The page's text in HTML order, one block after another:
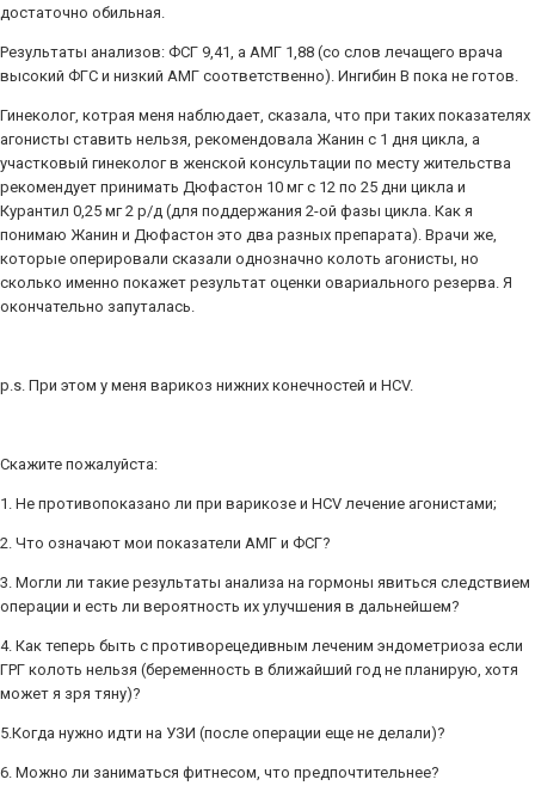
достаточно обильная.
Результаты анализов: ФСГ 9,41, а АМГ 1,88 (со слов лечащего врача
высокий ФГС и низкий АМГ соответственно). Ингибин В пока не готов.
Гинеколог, котрая меня наблюдает, сказала, что при таких показателях
агонисты ставить нельзя, рекомендовала Жанин с 1 дня цикла, а
участковый гинеколог в женской консультации по месту жительства
рекомендует принимать Дюфастон 10 мг с 12 по 25 дни цикла и
Курантил 0,25 мг 2 р/д (для поддержания 2-ой фазы цикла. Как я
понимаю Жанин и Дюфастон это два разных препарата). Врачи же,
которые оперировали сказали однозначно колоть агонисты, но
сколько именно покажет результат оценки овариального резерва. Я
окончательно запуталась.
p.s. При этом у меня варикоз нижних конечностей и НСV.
Скажите пожалуйста:
1. Не противопоказано ли при варикозе и НСV лечение агонистами;
2. Что означают мои показатели АМГ и ФСГ?
3. Могли ли такие результаты анализа на гормоны явиться следствием
операции и есть ли вероятность их улучшения в дальнейшем?
4. Как теперь быть с противорецедивным леченим эндометриоза если
ГРГ колоть нельзя (беременность в ближайший год не планирую, хотя
может я зря тяну)?
5.Когда нужно идти на УЗИ (после операции еще не делали)?
6. Можно ли заниматься фитнесом, что предпочтительнее?